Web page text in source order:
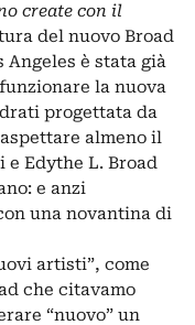
create con il
del nuovo Broad
Angeles è stata già
la nuova
progettata da
almeno il
e Edythe L. Broad
e anzi
una novantina di
artisti”, come
che citavamo
“nuovo” un